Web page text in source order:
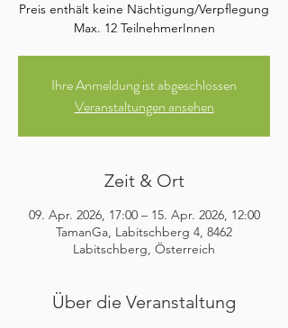
Preis enthält keine Nächtigung/Verpflegung
Max. 12 TeilnehmerInnen
Ihre Anmeldung ist abgeschlossen
Veranstaltungen ansehen
Zeit & Ort
09. Apr. 2026, 17:00 – 15. Apr. 2026, 12:00
TamanGa, Labitschberg 4, 8462
Labitschberg, Österreich
Über die Veranstaltung